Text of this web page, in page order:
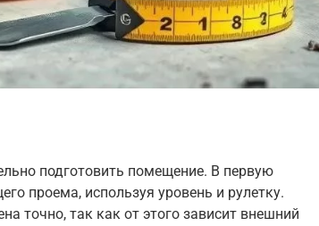
подготовить помещение. В первую
проема, используя уровень и рулетку.
точно, так как от этого зависит внешний